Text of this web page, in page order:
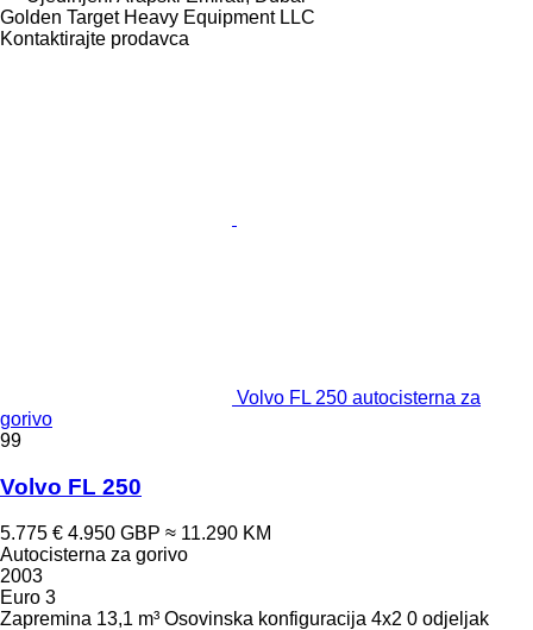
Golden Target Heavy Equipment LLC
Kontaktirajte prodavca
Volvo FL 250 autocisterna za
gorivo
99
Volvo FL 250
5.775 € 4.950 GBP ≈ 11.290 KM
Autocisterna za gorivo
2003
Euro 3
Zapremina 13,1 m³ Osovinska konfiguracija 4x2 0 odjeljak